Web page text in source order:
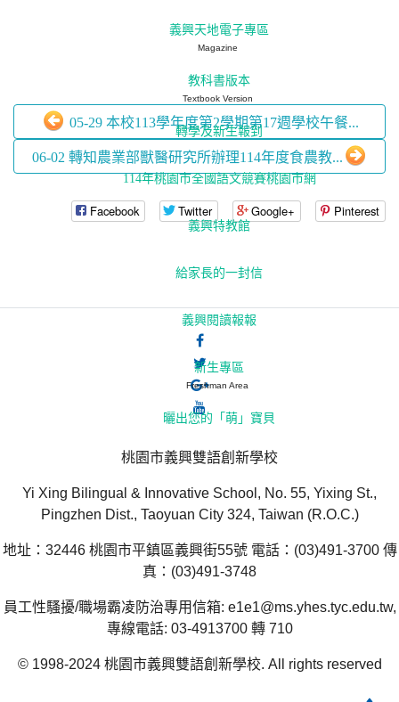
05-29 本校113學年度第2學期第17週學校午餐...
06-02 轉知農業部獸醫研究所辦理114年度食農教...
Facebook Twitter Google+ Pinterest
桃園市義興雙語創新學校
Yi Xing Bilingual & Innovative School, No. 55, Yixing St.,
Pingzhen Dist., Taoyuan City 324, Taiwan (R.O.C.)
地址：32446 桃園市平鎮區義興街55號 電話：(03)491-3700 傳
真：(03)491-3748
員工性騷擾/職場霸凌防治專用信箱: e1e1@ms.yhes.tyc.edu.tw,
專線電話: 03-4913700 轉 710
© 1998-2024 桃園市義興雙語創新學校. All rights reserved
義興天地電子專區
Magazine
教科書版本
Textbook Version
轉學及新生報到
114年桃園市全國語文競賽桃園市網
義興特教館
給家長的一封信
義興閱讀報報
新生專區
Freshman Area
曬出您的「萌」寶貝